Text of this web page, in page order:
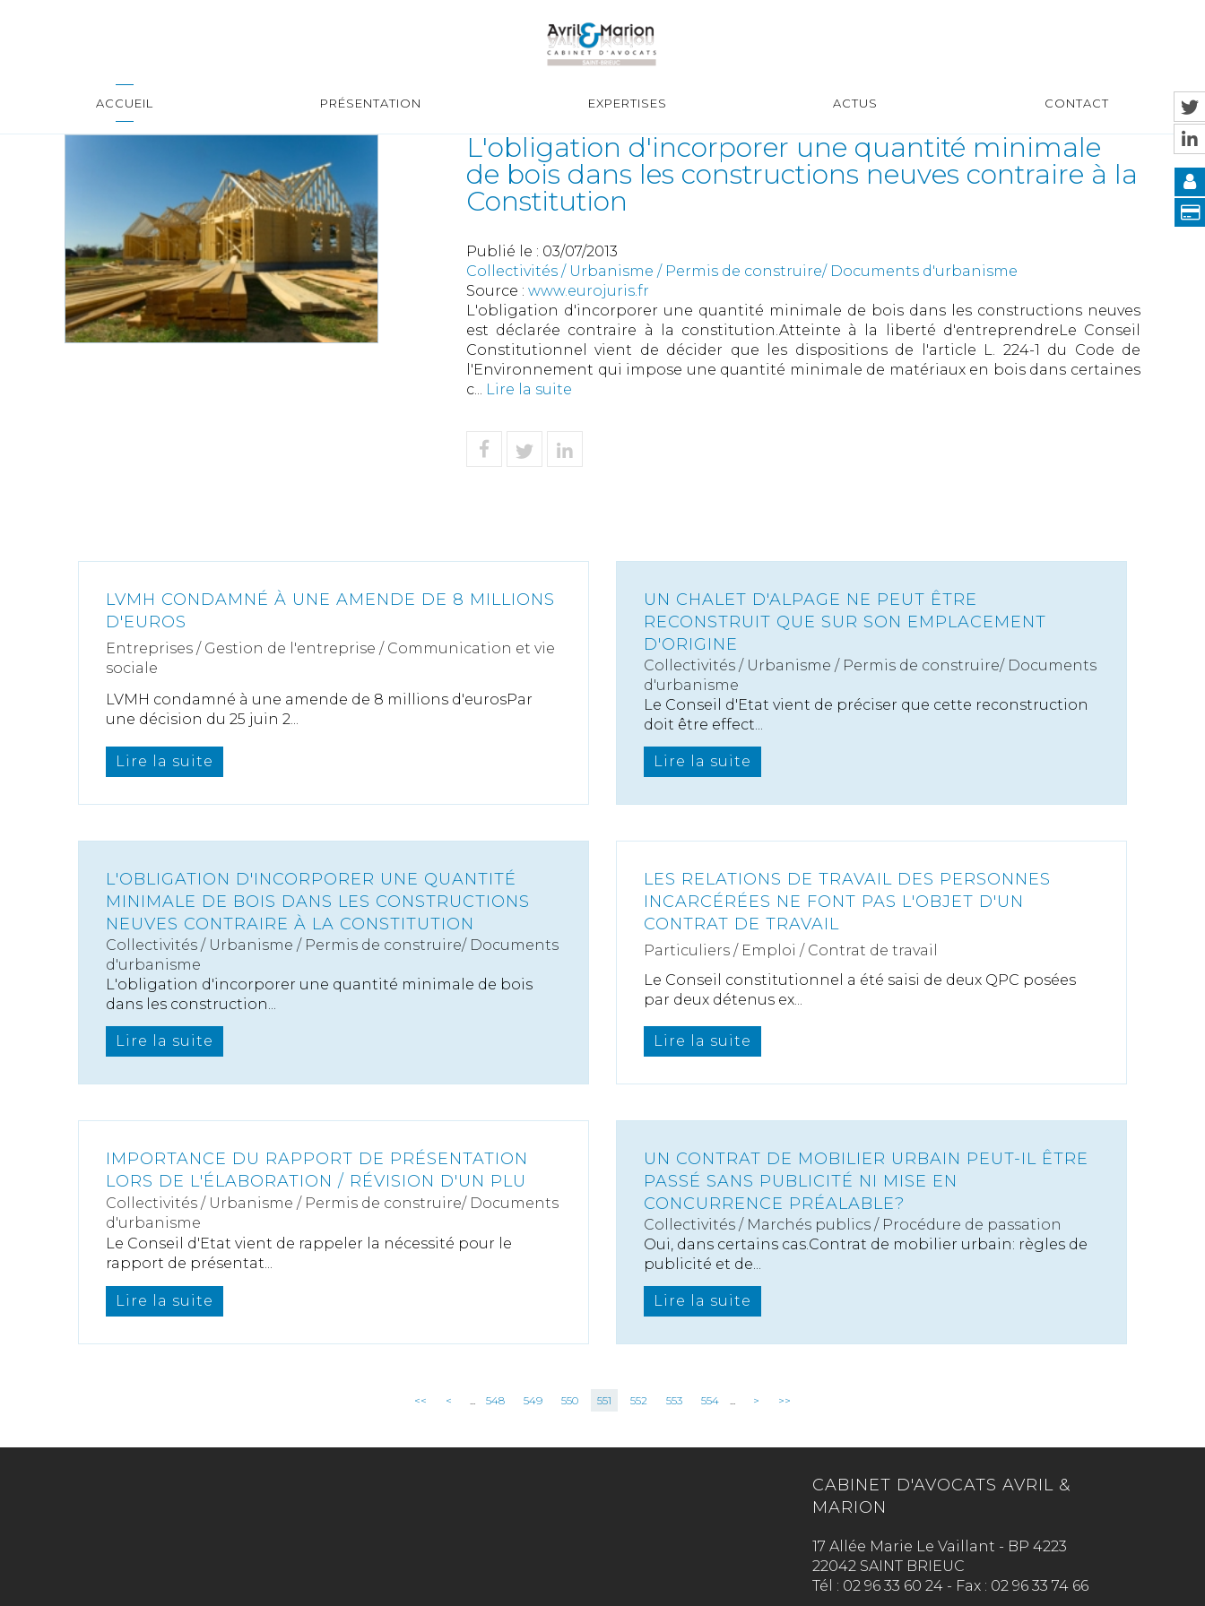
ACCUEIL PRÉSENTATION EXPERTISES ACTUS CONTACT
L'obligation d'incorporer une quantité minimale
de bois dans les constructions neuves contraire à la
Constitution
Publié le : 03/07/2013
Collectivités / Urbanisme / Permis de construire/ Documents d'urbanisme
Source : www.eurojuris.fr
L'obligation d'incorporer une quantité minimale de bois dans les constructions neuves
est déclarée contraire à la constitution.Atteinte à la liberté d'entreprendreLe Conseil
Constitutionnel vient de décider que les dispositions de l'article L. 224-1 du Code de
l'Environnement qui impose une quantité minimale de matériaux en bois dans certaines
c... Lire la suite
LVMH CONDAMNÉ À UNE AMENDE DE 8 MILLIONS
D'EUROS
Entreprises / Gestion de l'entreprise / Communication et vie
sociale
LVMH condamné à une amende de 8 millions d'eurosPar
une décision du 25 juin 2...
Lire la suite
UN CHALET D'ALPAGE NE PEUT ÊTRE
RECONSTRUIT QUE SUR SON EMPLACEMENT
D'ORIGINE
Collectivités / Urbanisme / Permis de construire/ Documents
d'urbanisme
Le Conseil d'Etat vient de préciser que cette reconstruction
doit être effect...
Lire la suite
L'OBLIGATION D'INCORPORER UNE QUANTITÉ
MINIMALE DE BOIS DANS LES CONSTRUCTIONS
NEUVES CONTRAIRE À LA CONSTITUTION
Collectivités / Urbanisme / Permis de construire/ Documents
d'urbanisme
L'obligation d'incorporer une quantité minimale de bois
dans les construction...
Lire la suite
LES RELATIONS DE TRAVAIL DES PERSONNES
INCARCÉRÉES NE FONT PAS L'OBJET D'UN
CONTRAT DE TRAVAIL
Particuliers / Emploi / Contrat de travail
Le Conseil constitutionnel a été saisi de deux QPC posées
par deux détenus ex...
Lire la suite
IMPORTANCE DU RAPPORT DE PRÉSENTATION
LORS DE L'ÉLABORATION / RÉVISION D'UN PLU
Collectivités / Urbanisme / Permis de construire/ Documents
d'urbanisme
Le Conseil d'Etat vient de rappeler la nécessité pour le
rapport de présentat...
Lire la suite
UN CONTRAT DE MOBILIER URBAIN PEUT-IL ÊTRE
PASSÉ SANS PUBLICITÉ NI MISE EN
CONCURRENCE PRÉALABLE?
Collectivités / Marchés publics / Procédure de passation
Oui, dans certains cas.Contrat de mobilier urbain: règles de
publicité et de...
Lire la suite
<< < ... 548 549 550 551 552 553 554 ... > >>
CABINET D'AVOCATS AVRIL &
MARION
17 Allée Marie Le Vaillant - BP 4223
22042 SAINT BRIEUC
Tél : 02 96 33 60 24 - Fax : 02 96 33 74 66